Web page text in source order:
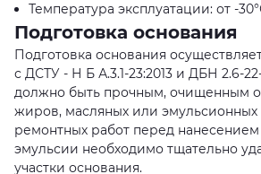
Температура эксплуатации: от -
Подготовка основания
Подготовка основания
с ДСТУ - Н Б А.3.1-23:2013 и ДБН 2.6-
должно быть прочным, очищенным
жиров, масляных или эмульсионных
ремонтных работ перед нанесением
эмульсии необходимо тщательно
участки основания.